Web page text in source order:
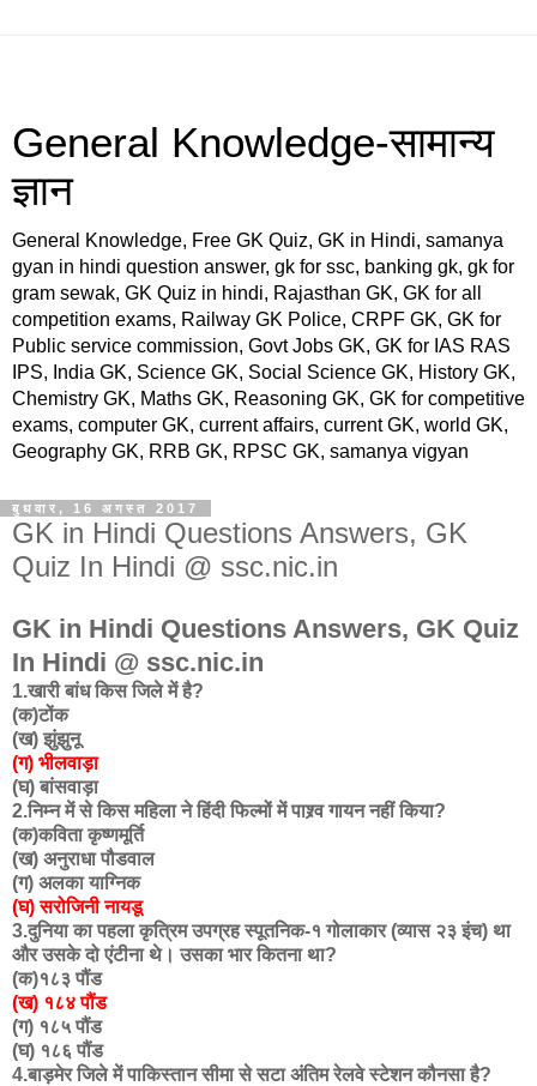
General Knowledge-सामान्य
ज्ञान
General Knowledge, Free GK Quiz, GK in Hindi, samanya
gyan in hindi question answer, gk for ssc, banking gk, gk for
gram sewak, GK Quiz in hindi, Rajasthan GK, GK for all
competition exams, Railway GK Police, CRPF GK, GK for
Public service commission, Govt Jobs GK, GK for IAS RAS
IPS, India GK, Science GK, Social Science GK, History GK,
Chemistry GK, Maths GK, Reasoning GK, GK for competitive
exams, computer GK, current affairs, current GK, world GK,
Geography GK, RRB GK, RPSC GK, samanya vigyan
बुधवार, 16 अगस्त 2017
GK in Hindi Questions Answers, GK
Quiz In Hindi @ ssc.nic.in
GK in Hindi Questions Answers, GK Quiz
In Hindi @ ssc.nic.in
1.खारी बांध किस जिले में है?
(क)टोंक
(ख) झुंझुनू
(ग) भीलवाड़ा
(घ) बांसवाड़ा
2.निम्न में से किस महिला ने हिंदी फिल्मों में पाश्र्व गायन नहीं किया?
(क)कविता कृष्णमूर्ति
(ख) अनुराधा पौडवाल
(ग) अलका याग्निक
(घ) सरोजिनी नायडू
3.दुनिया का पहला कृत्रिम उपग्रह स्पूतनिक-१ गोलाकार (व्यास २३ इंच) था
और उसके दो एंटीना थे। उसका भार कितना था?
(क)१८३ पौंड
(ख) १८४ पौंड
(ग) १८५ पौंड
(घ) १८६ पौंड
4.बाड़मेर जिले में पाकिस्तान सीमा से सटा अंतिम रेलवे स्टेशन कौनसा है?